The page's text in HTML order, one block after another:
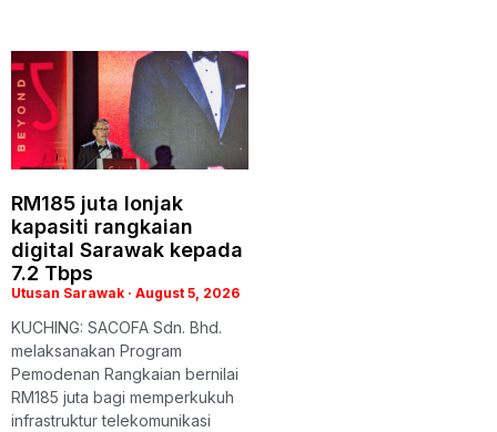
RM185 juta lonjak
kapasiti rangkaian
digital Sarawak kepada
7.2 Tbps
Utusan Sarawak August 5, 2026
KUCHING: SACOFA Sdn. Bhd.
melaksanakan Program
Pemodenan Rangkaian bernilai
RM185 juta bagi memperkukuh
infrastruktur telekomunikasi